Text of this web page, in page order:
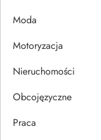
s
u
Moda
Motoryzacja
Nieruchomości
Obcojęzyczne
Praca